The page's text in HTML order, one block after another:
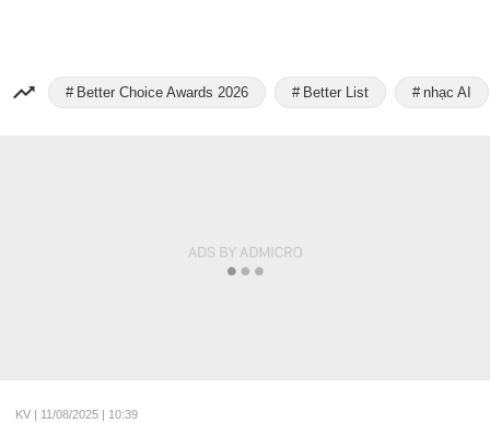
Better Choice Awards 2026 Better List nhạc AI
KV | 11/08/2025 | 10:39